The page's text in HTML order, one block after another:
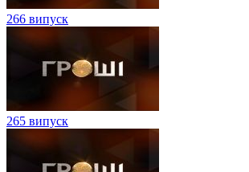
266 випуск
265 випуск